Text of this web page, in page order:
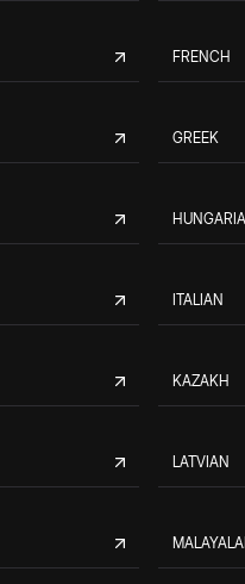
FRENCH
GREEK
ITALIAN
KAZAKH
LATVIAN